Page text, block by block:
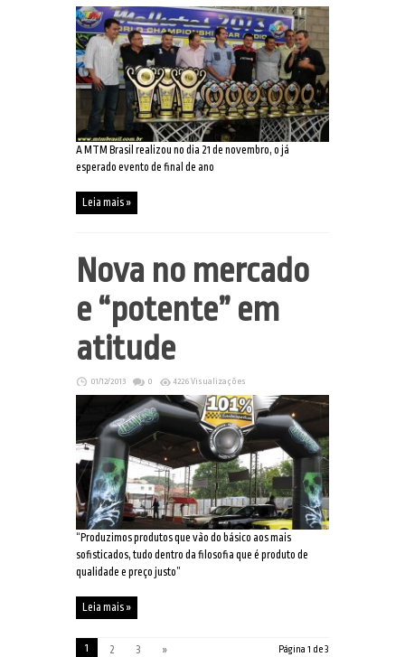
A MTM Brasil realizou no dia 21 de novembro, o já
esperado evento de final de ano
Leia mais »
Nova no mercado
e “potente” em
atitude
01/12/2013 0 4226 Visualizações
“Produzimos produtos que vão do básico aos mais
sofisticados, tudo dentro da filosofia que é produto de
qualidade e preço justo”
Leia mais »
Página 1 de 3
1 2 3 »